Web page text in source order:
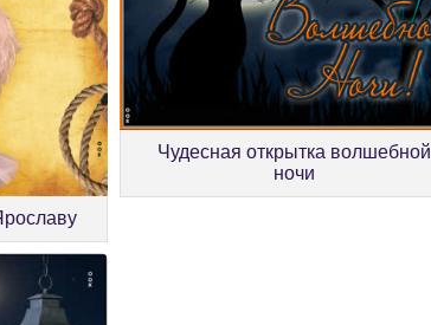
Чудесная открытка волшебной
ночи